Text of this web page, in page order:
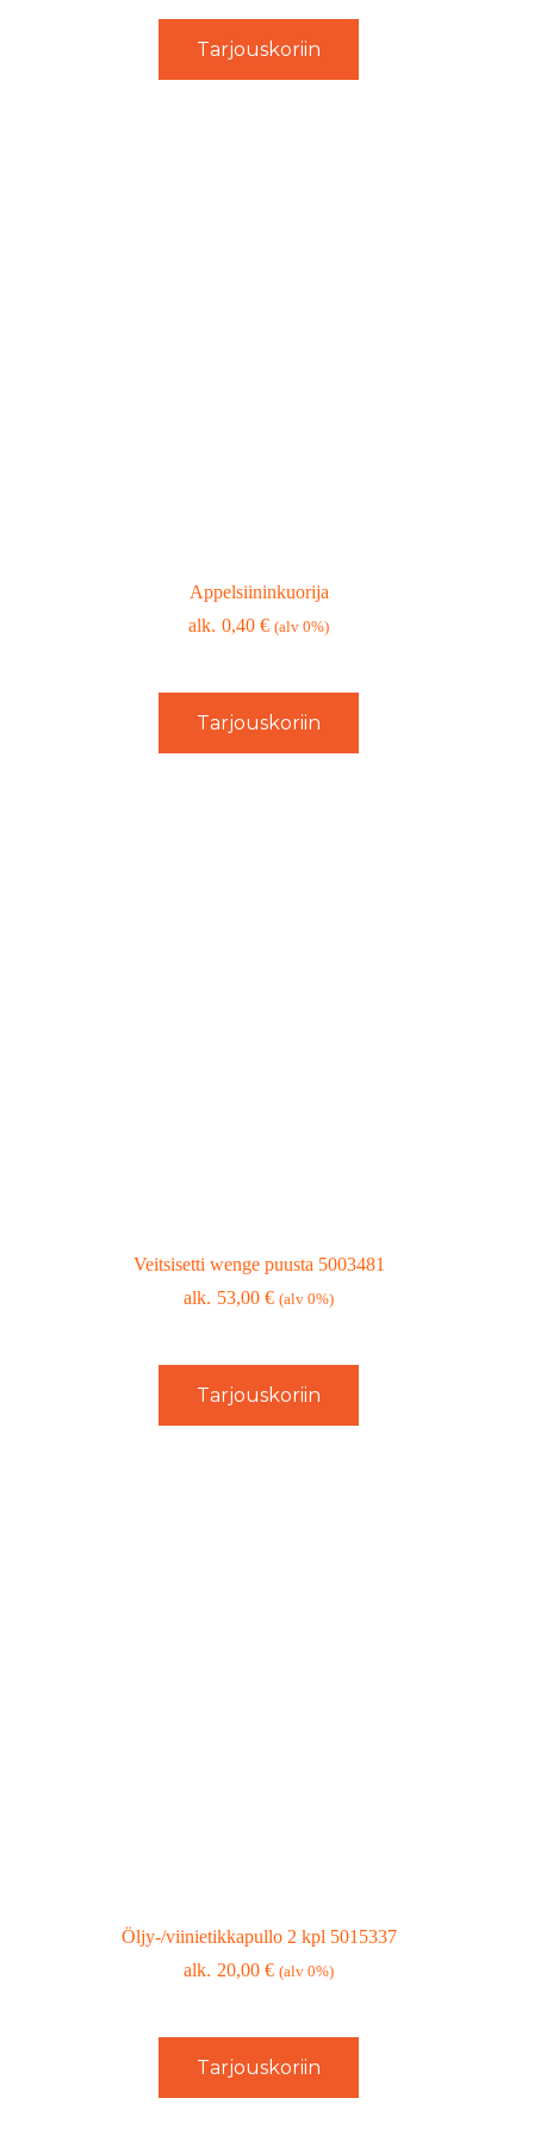
Tarjouskoriin
Appelsiininkuorija
0,40€ (alv 0%)
Tarjouskoriin
Veitsisetti wenge puusta 5003481
53,00€ (alv 0%)
Tarjouskoriin
Öljy-/viinietikkapullo 2 kpl 5015337
20,00€ (alv 0%)
Tarjouskoriin